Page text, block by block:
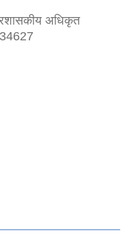
अधिकृत